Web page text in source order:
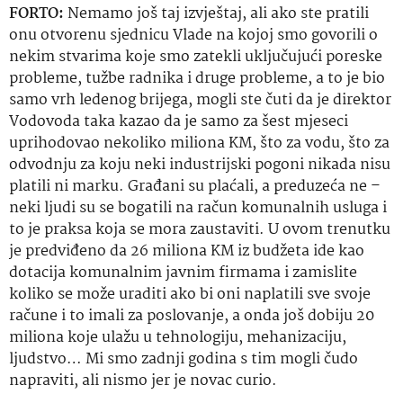
FORTO:Nemamo još taj izvještaj, ali ako ste pratili
onu otvorenu sjednicu Vlade na kojoj smo govorili o
nekim stvarima koje smo zatekli uključujućiporeske
probleme, tužbe radnika i druge probleme, a to je bio
samo vrh ledenog brijega, mogli ste čuti da je direktor
Vodovoda taka kazao da je samo za šest mjeseci
uprihodovao nekoliko milionaKM, što za vodu, što za
odvodnju za koju neki industrijski pogoni nikada nisu
platili ni marku. Građani su plaćali, apreduzećane –
neki ljudi su se bogatili na račun komunalnih usluga i
to je praksa koja se mora zaustaviti. U ovom trenutku
je predviđeno da 26 milionaKM iz budžeta ide kao
dotacija komunalnim javnim firmama i zamislite
koliko se može uraditi ako bi oni naplatili sve svoje
račune i to imali za poslovanje, a onda još dobiju 20
milionakoje ulažu u tehnologiju, mehanizaciju,
ljudstvo… Mi smo zadnji godina s tim mogli čudo
napraviti, ali nismo jer je novac curio.